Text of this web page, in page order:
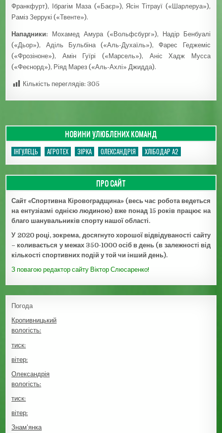
Франкфурт), Ібрагім Маза («Баєр»), Ясін Тітрауї («Шарлеруа»),
Раміз Зеррукі («Твенте»).
Нападники:
Мохамед Амура («Вольфсбург»), Надір Бенбуалі
(«Дьор»), Аділь Бульбіна («Аль-Духаїль»), Фарес Геджеміс
(«Фрозіноне»), Амін Гуїрі («Марсель»), Аніс Хадж Мусса
(«Феєнорд»), Ріяд Марез («Аль-Ахлі» Джидда).
Кількість переглядів: 305
НОВИНИ УЛЮБЛЕНИХ КОМАНД
ІНГУЛЕЦЬ АГРОТЕХ ЗІРКА ОЛЕКСАНДРІЯ ХЛІБОДАР А2
ПРО САЙТ
Сайт «Спортивна Кіровоградщина» (весь час робота ведеться
на ентузіазмі однією людиною) вже понад 15 років працює на
благо шанувальників спорту нашої області.
У 2020 році, зокрема, досягнуто хорошої відвідуваності сайту
– коливається у межах 350-1000 осіб в день (в залежності від
кількості спортивних подій у той чи інший день).
З повагою редактор сайту Віктор Слюсаренко!
Погода
Кропивницький
вологість:
тиск:
вітер:
Олександрія
вологість:
тиск:
вітер:
Знам’янка